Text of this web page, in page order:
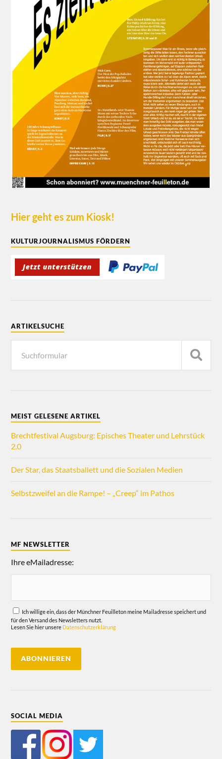
Hier geht es zum Kiosk!
KULTURJOURNALISMUS FÖRDERN
ARTIKELSUCHE
MEIST GELESENE ARTIKEL
Brechtfestival Augsburg: Episches Theater und Lehrstück
2.0
Der Star, das Staatsballett und die Sozialen Medien
Selbstzweifel an die Rampe! – „Creep“ im Pathos
MF NEWSLETTER
Ihre eMailadresse:
Ich willige ein, dass der Münchner Feuilleton meine Mailadresse speichert und
für den Versand des Newsletters nutzt.
Lesen Sie hier unsere Datenschutzerklärung
SOCIAL MEDIA